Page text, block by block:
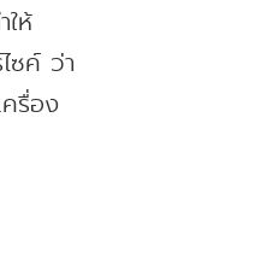
ห้
ซค์ ว่า
ครื่อง